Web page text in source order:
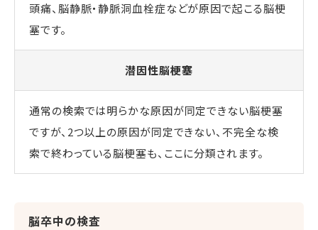
頭痛、脳静脈・静脈洞血栓症などが原因で起こる脳梗
塞です。
潜因性脳梗塞
通常の検索では明らかな原因が同定できない脳梗塞
ですが、2つ以上の原因が同定できない、不完全な検
索で終わっている脳梗塞も、ここに分類されます。
脳卒中の検査